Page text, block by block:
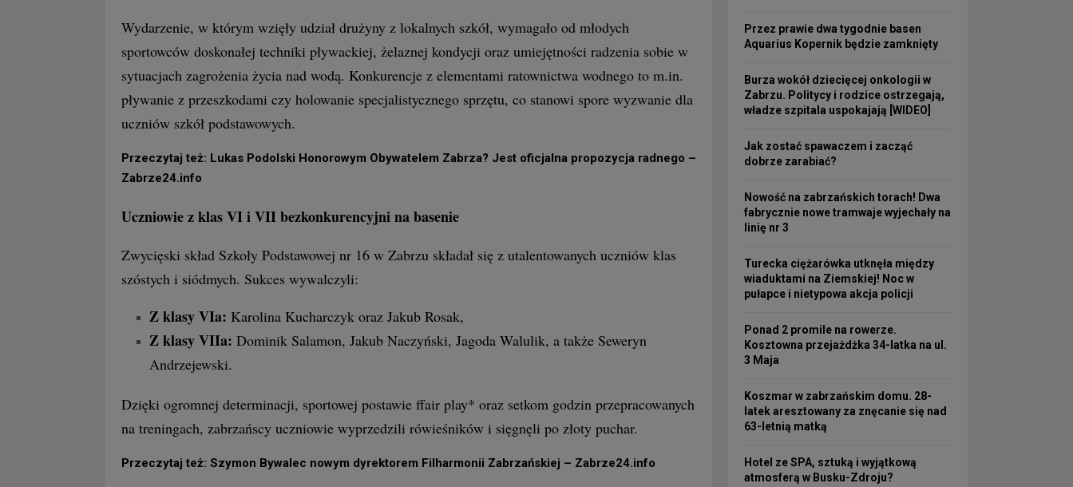
Wydarzenie, w którym wzięły udział drużyny z lokalnych szkół, wymagało od młodych
sportowców doskonałej techniki pływackiej, żelaznej kondycji oraz umiejętności radzenia sobie w
sytuacjach zagrożenia życia nad wodą. Konkurencje z elementami ratownictwa wodnego to m.in.
pływanie z przeszkodami czy holowanie specjalistycznego sprzętu, co stanowi spore wyzwanie dla
uczniów szkół podstawowych.
Przeczytaj też: Lukas Podolski Honorowym Obywatelem Zabrza? Jest oficjalna propozycja radnego –
Zabrze24.info
Uczniowie z klas VI i VII bezkonkurencyjni na basenie
Zwycięski skład Szkoły Podstawowej nr 16 w Zabrzu składał się z utalentowanych uczniów klas
szóstych i siódmych. Sukces wywalczyli:
Z klasy VIa: Karolina Kucharczyk oraz Jakub Rosak,
Z klasy VIIa: Dominik Salamon, Jakub Naczyński, Jagoda Walulik, a także Seweryn
Andrzejewski.
Dzięki ogromnej determinacji, sportowej postawie ffair play* oraz setkom godzin przepracowanych
na treningach, zabrzańscy uczniowie wyprzedzili rówieśników i sięgnęli po złoty puchar.
Przeczytaj też: Szymon Bywalec nowym dyrektorem Filharmonii Zabrzańskiej – Zabrze24.info
Przez prawie dwa tygodnie basen
Aquarius Kopernik będzie zamknięty
Burza wokół dziecięcej onkologii w
Zabrzu. Politycy i rodzice ostrzegają,
władze szpitala uspokajają [WIDEO]
Jak zostać spawaczem i zacząć
dobrze zarabiać?
Nowość na zabrzańskich torach! Dwa
fabrycznie nowe tramwaje wyjechały na
linię nr 3
Turecka ciężarówka utknęła między
wiaduktami na Ziemskiej! Noc w
pułapce i nietypowa akcja policji
Ponad 2 promile na rowerze.
Kosztowna przejażdżka 34-latka na ul.
3 Maja
Koszmar w zabrzańskim domu. 28-
latek aresztowany za znęcanie się nad
63-letnią matką
Hotel ze SPA, sztuką i wyjątkową
atmosferą w Busku-Zdroju?